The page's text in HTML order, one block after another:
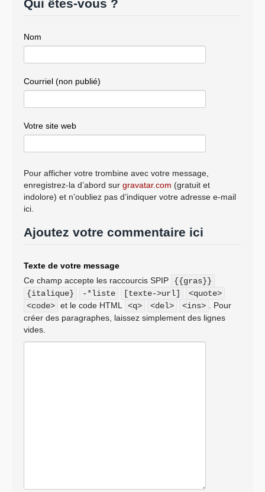
Qui êtes-vous ?
Nom
Courriel (non publié)
Votre site web
Pour afficher votre trombine avec votre message,
enregistrez-la d’abord sur gravatar.com (gratuit et
indolore) et n’oubliez pas d’indiquer votre adresse e-mail
ici.
Ajoutez votre commentaire ici
Texte de votre message
Ce champ accepte les raccourcis SPIP
{{gras}}
{italique}
-*liste [texte->url]
<quote>
<code> et le code HTML <q> <del> <ins>
. Pour
créer des paragraphes, laissez simplement des lignes
vides.